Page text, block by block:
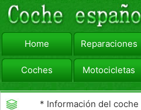
Home Reparaciones
Coches Motocicletas
viajar Camiones
* Información del coche